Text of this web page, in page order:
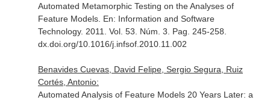
Automated Metamorphic Testing on the Analyses of
Feature Models. En: Information and Software
Technology. 2011. Vol. 53. Núm. 3. Pag. 245-258.
dx.doi.org/10.1016/j.infsof.2010.11.002
Benavides Cuevas, David Felipe, Sergio Segura, Ruiz
Cortés, Antonio:
Automated Analysis of Feature Models 20 Years Later: a